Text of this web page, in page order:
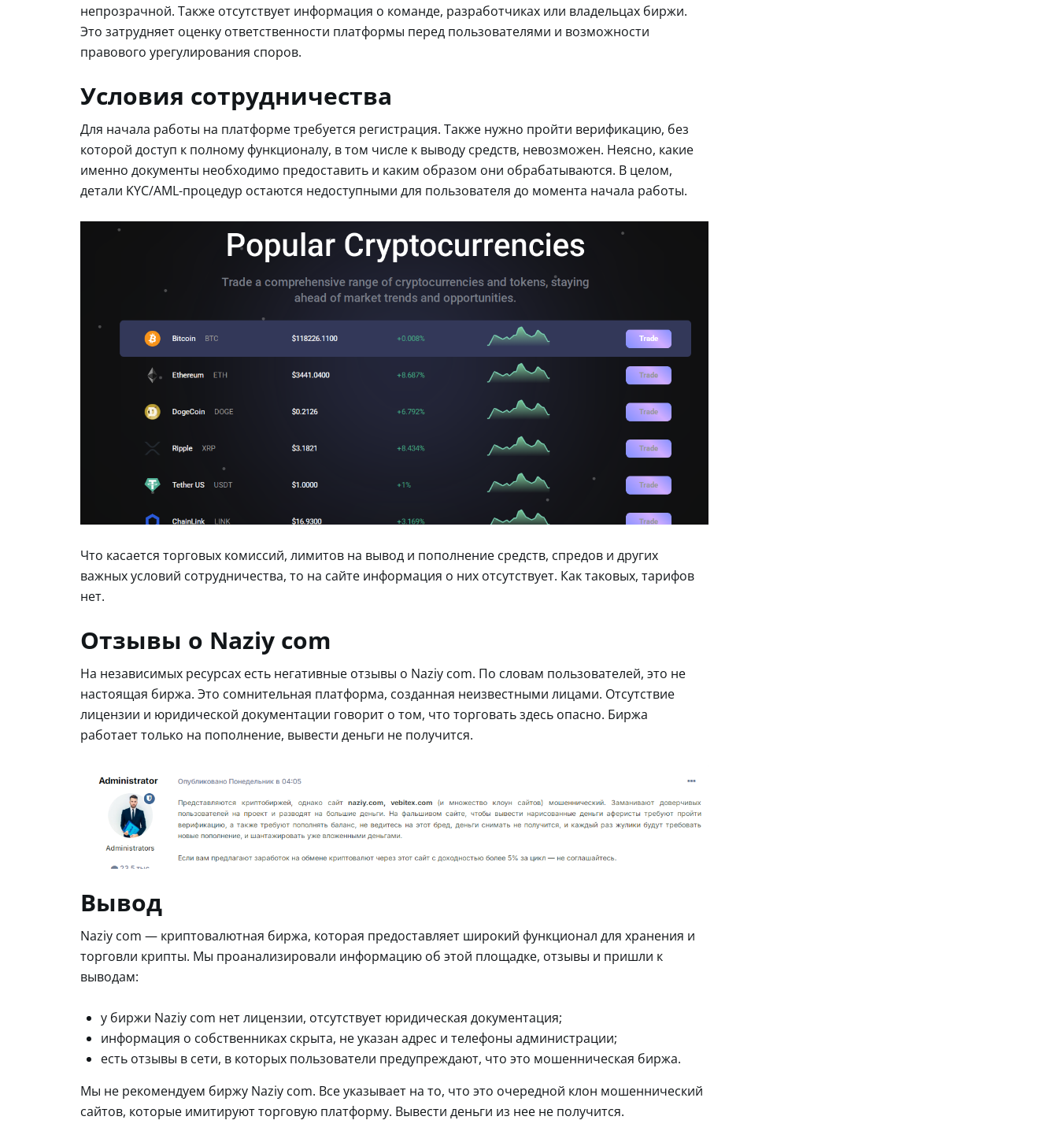
непрозрачной. Также отсутствует информация о команде, разработчиках или владельцах биржи.
Это затрудняет оценку ответственности платформы перед пользователями и возможности
правового урегулирования споров.
Условия сотрудничества
Для начала работы на платформе требуется регистрация. Также нужно пройти верификацию, без
которой доступ к полному функционалу, в том числе к выводу средств, невозможен. Неясно, какие
именно документы необходимо предоставить и каким образом они обрабатываются. В целом,
детали KYC/AML-процедур остаются недоступными для пользователя до момента начала работы.
Что касается торговых комиссий, лимитов на вывод и пополнение средств, спредов и других
важных условий сотрудничества, то на сайте информация о них отсутствует. Как таковых, тарифов
нет.
Отзывы о Naziy com
На независимых ресурсах есть негативные отзывы о Naziy com. По словам пользователей, это не
настоящая биржа. Это сомнительная платформа, созданная неизвестными лицами. Отсутствие
лицензии и юридической документации говорит о том, что торговать здесь опасно. Биржа
работает только на пополнение, вывести деньги не получится.
Вывод
Naziy com — криптовалютная биржа, которая предоставляет широкий функционал для хранения и
торговли крипты. Мы проанализировали информацию об этой площадке, отзывы и пришли к
выводам:
у биржи Naziy com нет лицензии, отсутствует юридическая документация;
информация о собственниках скрыта, не указан адрес и телефоны администрации;
есть отзывы в сети, в которых пользователи предупреждают, что это мошенническая биржа.
Мы не рекомендуем биржу Naziy com. Все указывает на то, что это очередной клон мошеннический
сайтов, которые имитируют торговую платформу. Вывести деньги из нее не получится.